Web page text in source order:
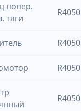
попер.
тяги